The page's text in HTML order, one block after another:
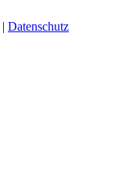
| Datenschutz